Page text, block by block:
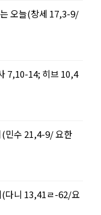
오늘(창세 17,3-9/
7,10-14; 히브 10,4
(민수 21,4-9/ 요한
(다니 13,41ㄹ-62/요